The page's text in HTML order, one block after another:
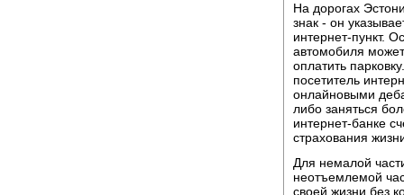
На дорогах
знак - он
интернет-пункт.
автомобиля
оплатить
посетитель
онлайновыми
либо заняться
интернет-банке
страхования
Для немалой
неотъемлемой
своей жизни без